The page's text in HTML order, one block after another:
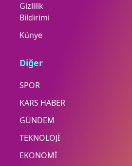
Gizlilik
Bildirimi
Künye
Diğer
SPOR
KARS HABER
GÜNDEM
TEKNOLOJİ
EKONOMİ